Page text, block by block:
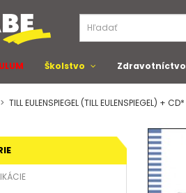
Školstvo Zdravotníctvo
TILL EULENSPIEGEL (TILL EULENSPIEGEL) + CD*